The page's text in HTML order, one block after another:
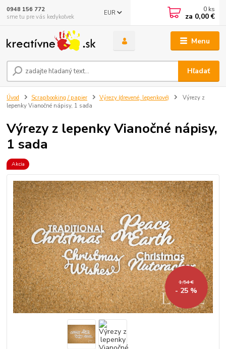
Menu
EUR
Hľadať
0948 156 772
sme tu pre vás kedykoľvek
0 ks
za 0,00 €
Úvod Scrapbooking / papier Výrezy (drevené, lepenkové)
Výrezy z
lepenky Vianočné nápisy, 1 sada
Výrezy z lepenky Vianočné nápisy,
1 sada
Akcia
1,54 €
- 25 %